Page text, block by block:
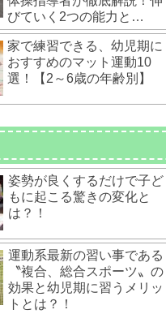
びていく2つの能力と
は？！
家で練習できる、幼児期に
おすすめのマット運動10
選！【2～6歳の年齢別】
姿勢が良くするだけで子ど
もに起こる驚きの変化と
は？！
運動系最新の習い事である
〝複合、総合スポーツ〟の
効果と幼児期に習うメリッ
トとは？！